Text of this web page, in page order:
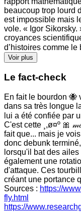
beaucoup trop lourd
est impossible mais
vole. « Igor Sikorsky.
croyances
d’histoires comme
Voir plus
Le fact-check
En fait le bourdon 🐝
dans sa très longue
lui a été confiée par
C'est cette ¸,ø¤º 🎀
fait que... mais je
donc debunk
lorsqu'il bat des
également une
d'attaque. Ces
créant une portance
Sources : https://
fly.html
https://